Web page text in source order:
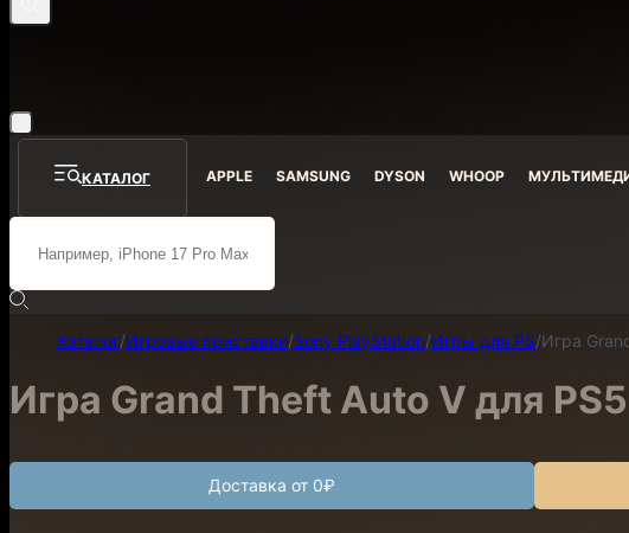
КАТАЛОГ APPLE SAMSUNG DYSON WHOOP
Каталог/Игровые приставки/Sony PlayStation/Игры для PS/Игра
Игра Grand Theft Auto V для
Доставка от 0₽